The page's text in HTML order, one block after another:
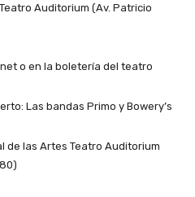
Auditorium (Av. Patricio
o en la boletería del teatro
Las bandas Primo y Bowery’s
de las Artes Teatro Auditorium